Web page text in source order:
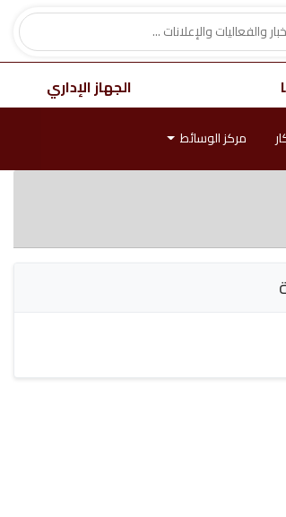
الجهاز الإداري
مركز الوسائط